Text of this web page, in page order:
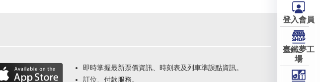
即時掌握最新票價資訊、時刻表及列車準誤點資訊。
訂位、付款服務。
登入會員
臺鐵夢工
場